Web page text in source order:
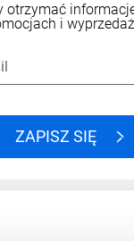
otrzymać
i
ZAPISZ SIĘ